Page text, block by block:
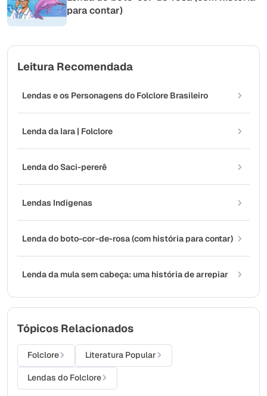
para contar)
Leitura Recomendada
Lendas e os Personagens do Folclore Brasileiro
Lenda da Iara | Folclore
Lenda do Saci-pererê
Lendas Indígenas
Lenda do boto-cor-de-rosa (com história para contar)
Lenda da mula sem cabeça: uma história de arrepiar
Tópicos Relacionados
Folclore Literatura Popular
Lendas do Folclore